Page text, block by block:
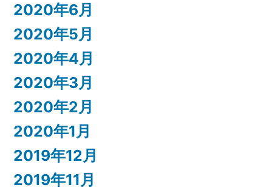
2020年6月
2020年5月
2020年4月
2020年3月
2020年2月
2020年1月
2019年12月
2019年11月